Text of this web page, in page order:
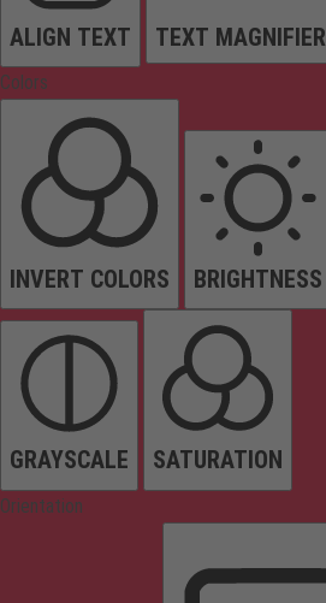
ALIGN TEXT TEXT MAGNIFIER
Colors
INVERT COLORS BRIGHTNESS
GRAYSCALE SATURATION
Orientation